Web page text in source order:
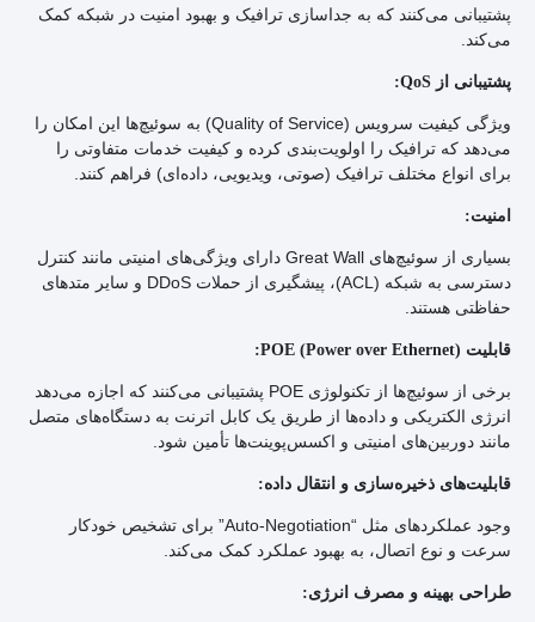
پشتیبانی می‌کنند که به جداسازی ترافیک و بهبود امنیت در شبکه کمک
می‌کند.
پشتیبانی از QoS
:
ویژگی کیفیت سرویس (Quality of Service) به سوئیچ‌ها این امکان را
می‌دهد که ترافیک را اولویت‌بندی کرده و کیفیت خدمات متفاوتی را
برای انواع مختلف ترافیک (صوتی، ویدیویی، داده‌ای) فراهم کنند.
امنیت:
بسیاری از سوئیچ‌های Great Wall دارای ویژگی‌های امنیتی مانند کنترل
دسترسی به شبکه (ACL)، پیشگیری از حملات DDoS و سایر متدهای
حفاظتی هستند.
قابلیت POE (Power over Ethernet)
:
برخی از سوئیچ‌ها از تکنولوژی POE پشتیبانی می‌کنند که اجازه می‌دهد
انرژی الکتریکی و داده‌ها از طریق یک کابل اترنت به دستگاه‌های متصل
مانند دوربین‌های امنیتی و اکسس‌پوینت‌ها تأمین شود.
قابلیت‌های ذخیره‌سازی و انتقال داده:
وجود عملکردهای مثل “Auto-Negotiation” برای تشخیص خودکار
سرعت و نوع اتصال، به بهبود عملکرد کمک می‌کند.
طراحی بهینه و مصرف انرژی: